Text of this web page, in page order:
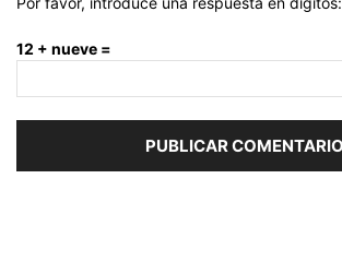
12 + nueve =